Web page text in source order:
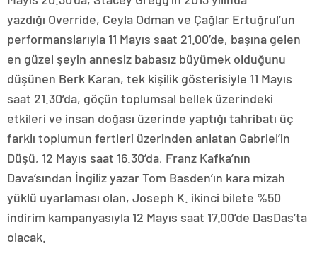
yazdığı Override, Ceyla Odman ve Çağlar Ertuğrul’un
performanslarıyla 11 Mayıs saat 21.00’de, başına gelen
en güzel şeyin annesiz babasız büyümek olduğunu
düşünen Berk Karan, tek kişilik gösterisiyle 11 Mayıs
saat 21.30’da, göçün toplumsal bellek üzerindeki
etkileri ve insan doğası üzerinde yaptığı tahribatı üç
farklı toplumun fertleri üzerinden anlatan Gabriel’in
Düşü, 12 Mayıs saat 16.30’da, Franz Kafka’nın
Dava’sından İngiliz yazar Tom Basden’ın kara mizah
yüklü uyarlaması olan, Joseph K. ikinci bilete %50
indirim kampanyasıyla 12 Mayıs saat 17.00’de DasDas’ta
olacak.